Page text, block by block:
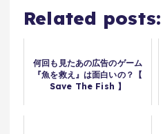
Related posts:
何回も見たあの広告のゲーム
『魚を救え』は面白いの？【
Save The Fish 】